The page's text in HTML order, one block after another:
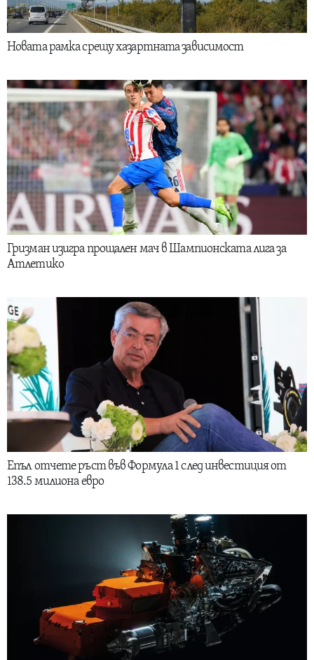
Новата рамка срещу хазартната зависимост
Гризман изигра прощален мач в Шампионската лига за
Атлетико
Епъл отчете ръст във Формула 1 след инвестиция от
138.5 милиона евро